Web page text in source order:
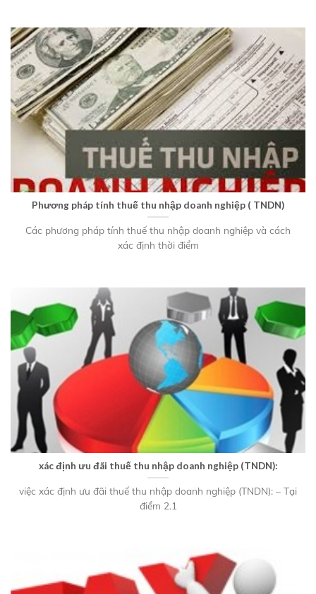
Phương pháp tính thuế thu nhập doanh nghiệp ( TNDN)
Các phương pháp tính thuế thu nhập doanh nghiệp và cách
xác định thời điểm
xác định ưu đãi thuế thu nhập doanh nghiệp (TNDN):
việc xác định ưu đãi thuế thu nhập doanh nghiệp (TNDN): – Tại
điểm 2.1